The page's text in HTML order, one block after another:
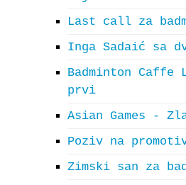
Last call za
Inga Sadaić sa
Badminton
prvi
Asian Games -
Poziv na
Zimski san za